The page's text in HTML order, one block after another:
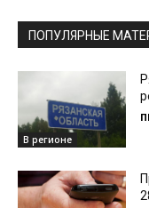
ПОПУЛЯРНЫЕ
В регионе